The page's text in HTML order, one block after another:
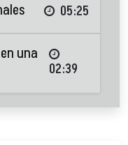
05:25
una
02:39